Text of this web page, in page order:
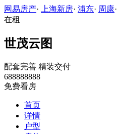
网易房产· 上海新房· 浦东· 周康·
在租
世茂云图
配套完善 精装交付
688888888
免费看房
首页
详情
户型